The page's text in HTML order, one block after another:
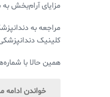
مزایای آرام‌بخش
مراجعه به
کلینیک
همین حالا با
خواندن ادامه